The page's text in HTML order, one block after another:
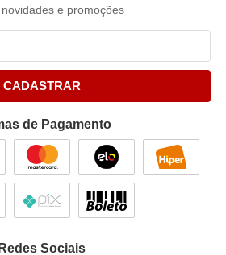
e promoções
CADASTRAR
de Pagamento
Redes Sociais